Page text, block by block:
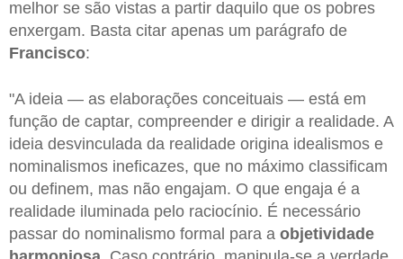
melhor se são vistas a partir daquilo que os pobres
enxergam. Basta citar apenas um parágrafo de
Francisco:
"A ideia — as elaborações conceituais — está em
função de captar, compreender e dirigir a realidade. A
ideia desvinculada da realidade origina idealismos e
nominalismos ineficazes, que no máximo classificam
ou definem, mas não engajam. O que engaja é a
realidade iluminada pelo raciocínio. É necessário
passar do nominalismo formal para a objetividade